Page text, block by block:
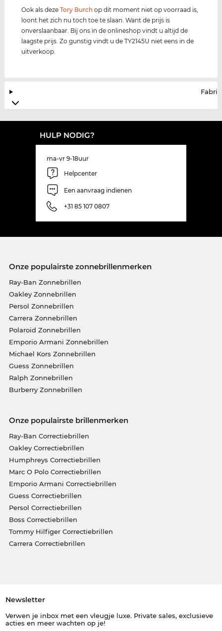
Ook als dezeTory Burch op dit moment niet op voorraad is,
loont het zich nu toch toe te slaan. Want de prijs is
onverslaanbaar. Bij ons in de onlineshop vindt u altijd de
laagste prijs. Zo gunstig vindt u de TY2145U niet eens in de
uitverkoop.
HULP NODIG?
ma-vr 9-18uur
Helpcenter
Een aanvraag indienen
+31 85 107 0807
Onze populairste zonnebrillenmerken
Ray-Ban Zonnebrillen
Oakley Zonnebrillen
Persol Zonnebrillen
Carrera Zonnebrillen
Polaroid Zonnebrillen
Emporio Armani Zonnebrillen
Michael Kors Zonnebrillen
Guess Zonnebrillen
Ralph Zonnebrillen
Burberry Zonnebrillen
Onze populairste brillenmerken
Ray-Ban Correctiebrillen
Oakley Correctiebrillen
Humphreys Correctiebrillen
Marc O Polo Correctiebrillen
Emporio Armani Correctiebrillen
Guess Correctiebrillen
Persol Correctiebrillen
Boss Correctiebrillen
Tommy Hilfiger Correctiebrillen
Carrera Correctiebrillen
Newsletter
Verwen je inbox met een vleugje luxe. Private sales, exclusieve
acties en meer wachten op je!